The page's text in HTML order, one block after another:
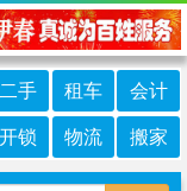
二手 租车 会计
开锁 物流 搬家